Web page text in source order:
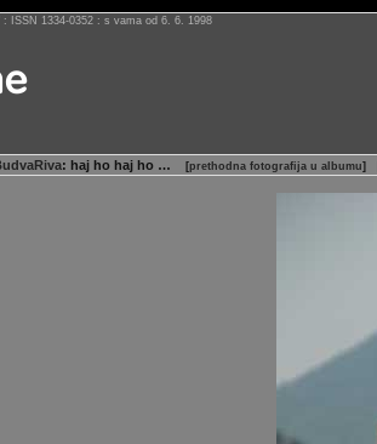
: ISSN 1334-0352 : s vama od 6. 6. 1998
: haj ho haj ho … [prethodna fotografija u albumu]